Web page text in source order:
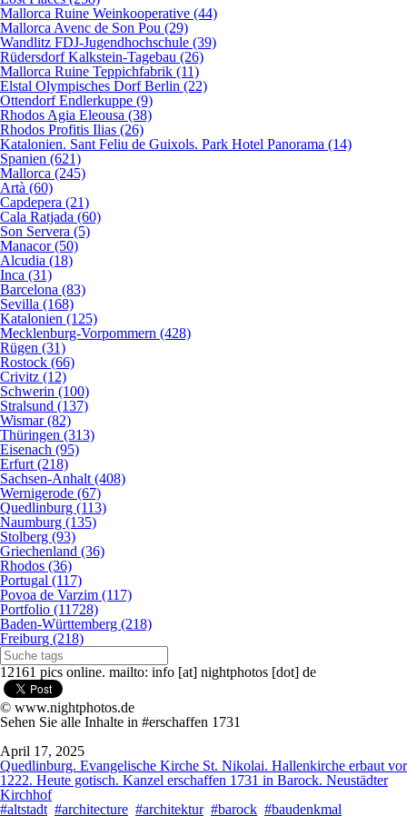
Mallorca Ruine Weinkooperative (44)
Mallorca Avenc de Son Pou (29)
Wandlitz FDJ-Jugendhochschule (39)
Rüdersdorf Kalkstein-Tagebau (26)
Mallorca Ruine Teppichfabrik (11)
Elstal Olympisches Dorf Berlin (22)
Ottendorf Endlerkuppe (9)
Rhodos Agia Eleousa (38)
Rhodos Profitis Ilias (26)
Katalonien. Sant Feliu de Guixols. Park Hotel Panorama (14)
Spanien (621)
Mallorca (245)
Artà (60)
Capdepera (21)
Cala Ratjada (60)
Son Servera (5)
Manacor (50)
Alcudia (18)
Inca (31)
Barcelona (83)
Sevilla (168)
Katalonien (125)
Mecklenburg-Vorpommern (428)
Rügen (31)
Rostock (66)
Crivitz (12)
Schwerin (100)
Stralsund (137)
Wismar (82)
Thüringen (313)
Eisenach (95)
Erfurt (218)
Sachsen-Anhalt (408)
Wernigerode (67)
Quedlinburg (113)
Naumburg (135)
Stolberg (93)
Griechenland (36)
Rhodos (36)
Portugal (117)
Povoa de Varzim (117)
Portfolio (11728)
Baden-Württemberg (218)
Freiburg (218)
12161 pics online. mailto: info [at] nightphotos [dot] de
© www.nightphotos.de
Sehen Sie alle Inhalte in #erschaffen 1731
April 17, 2025
Quedlinburg. Evangelische Kirche St. Nikolai. Hallenkirche erbaut vor
1222. Heute gotisch. Kanzel erschaffen 1731 in Barock. Neustädter
Kirchhof
#altstadt #architecture #architektur #barock #baudenkmal